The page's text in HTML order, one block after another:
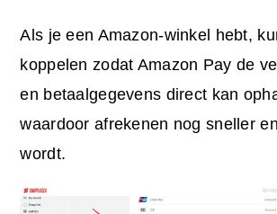
Als je een Amazon-winkel hebt,
koppelen zodat Amazon Pay de
en betaalgegevens direct kan
waardoor afrekenen nog sneller
wordt.